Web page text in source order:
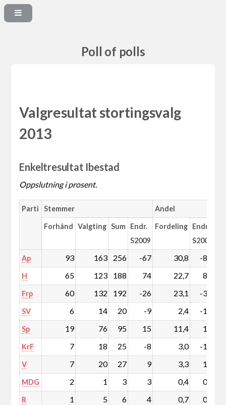
Poll of polls
Valgresultat stortingsvalg
2013
Enkeltresultat Ibestad
Oppslutning i prosent.
Parti Stemmer Andel
Forhånd Valgting Sum Endr.
S2009
Fordeling Endr.
S2009
Ap 93 163 256 -67 30,8 -8,2
H 65 123 188 74 22,7 8,9
Frp 60 132 192 -26 23,1 -3,2
SV 6 14 20 -9 2,4 -1,1
Sp 19 76 95 15 11,4 1,8
KrF 7 18 25 -8 3,0 -1,0
V 7 20 27 9 3,3 1,1
MDG 2 1 3 3 0,4 0,4
R 1 5 6 4 0,7 0,5